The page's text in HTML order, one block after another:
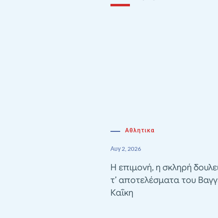
Αθλητικα
Αυγ 2, 2026
Η επιμονή, η σκληρή
τ’ αποτελέσματα του
Καΐκη